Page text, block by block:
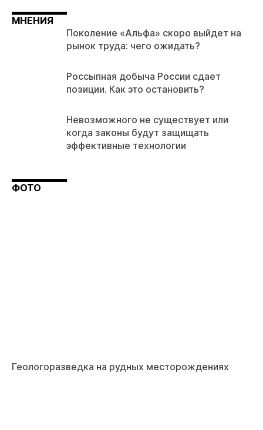
МНЕНИЯ
Поколение «Альфа» скоро выйдет на
рынок труда: чего ожидать?
Россыпная добыча России сдает
позиции. Как это остановить?
Невозможного не существует или
когда законы будут защищать
эффективные технологии
ФОТО
Геологоразведка на рудных месторождениях